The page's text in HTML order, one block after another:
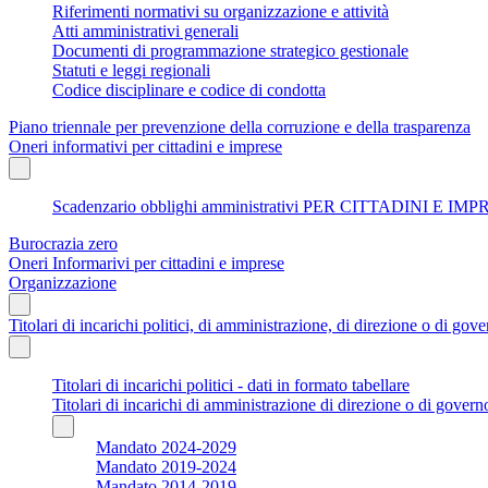
Riferimenti normativi su organizzazione e attività
Atti amministrativi generali
Documenti di programmazione strategico gestionale
Statuti e leggi regionali
Codice disciplinare e codice di condotta
Piano triennale per prevenzione della corruzione e della trasparenza
Oneri informativi per cittadini e imprese
Scadenzario obblighi amministrativi PER CITTADINI E
Burocrazia zero
Oneri Informarivi per cittadini e imprese
Organizzazione
Titolari di incarichi politici, di amministrazione, di direzione o di
Titolari di incarichi politici - dati in formato tabellare
Titolari di incarichi di amministrazione di direzione o di
Mandato 2024-2029
Mandato 2019-2024